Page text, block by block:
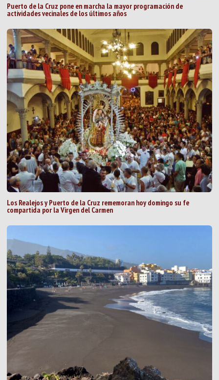
Puerto de la Cruz pone en marcha la mayor programación de
actividades vecinales de los últimos años
Los Realejos y Puerto de la Cruz rememoran hoy domingo su fe
compartida por la Virgen del Carmen